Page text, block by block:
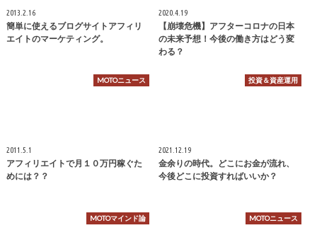
2013.2.16
簡単に使えるブログサイトアフィリ
エイトのマーケティング。
2020.4.19
【崩壊危機】アフターコロナの日本
の未来予想！今後の働き方はどう変
わる？
MOTOニュース
2011.5.1
アフィリエイトで月１０万円稼ぐた
めには？？
投資＆資産運用
2021.12.19
金余りの時代。どこにお金が流れ、
今後どこに投資すればいいか？
MOTOマインド論 MOTOニュース